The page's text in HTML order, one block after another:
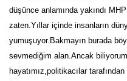
düşünce anlamında yakındı
zaten.Yıllar içinde insanların
yumuşuyor.Bakmayın burada
sevmediğim alan.Ancak
hayatımız,politikacılar